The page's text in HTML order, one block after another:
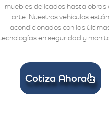
muebles delicados hasta obras
arte. Nuestros vehículos están
acondicionados con las
en seguridad y
Cotiza Ahora